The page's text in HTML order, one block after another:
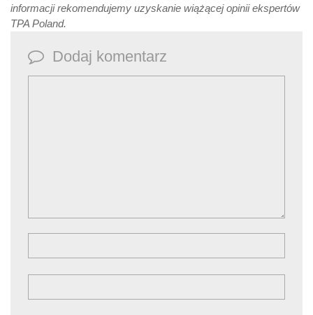
informacji rekomendujemy uzyskanie wiążącej opinii ekspertów
TPA Poland.
Dodaj komentarz